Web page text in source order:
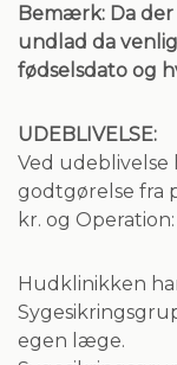
Bemærk: Da der
undlad da
fødselsdato og
UDEBLIVELSE:
Ved udeblivelse
godtgørelse fra
kr. og
Hudklinikken
egen læge.